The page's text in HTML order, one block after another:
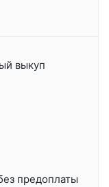
выкуп
предоплаты